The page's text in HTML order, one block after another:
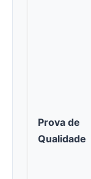
Prova de
Qualidade